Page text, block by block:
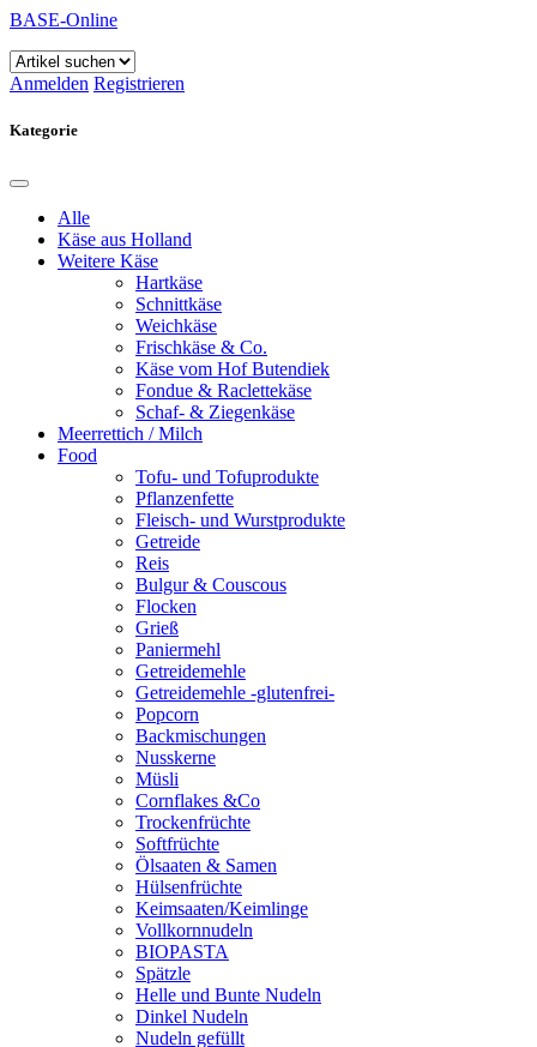
BASE-Online
Anmelden Registrieren
Kategorie
Alle
Käse aus Holland
Weitere Käse
Hartkäse
Schnittkäse
Weichkäse
Frischkäse & Co.
Käse vom Hof Butendiek
Fondue & Raclettekäse
Schaf- & Ziegenkäse
Meerrettich / Milch
Food
Tofu- und Tofuprodukte
Pflanzenfette
Fleisch- und Wurstprodukte
Getreide
Reis
Bulgur & Couscous
Flocken
Grieß
Paniermehl
Getreidemehle
Getreidemehle -glutenfrei-
Popcorn
Backmischungen
Nusskerne
Müsli
Cornflakes &Co
Trockenfrüchte
Softfrüchte
Ölsaaten & Samen
Hülsenfrüchte
Keimsaaten/Keimlinge
Vollkornnudeln
BIOPASTA
Spätzle
Helle und Bunte Nudeln
Dinkel Nudeln
Nudeln gefüllt